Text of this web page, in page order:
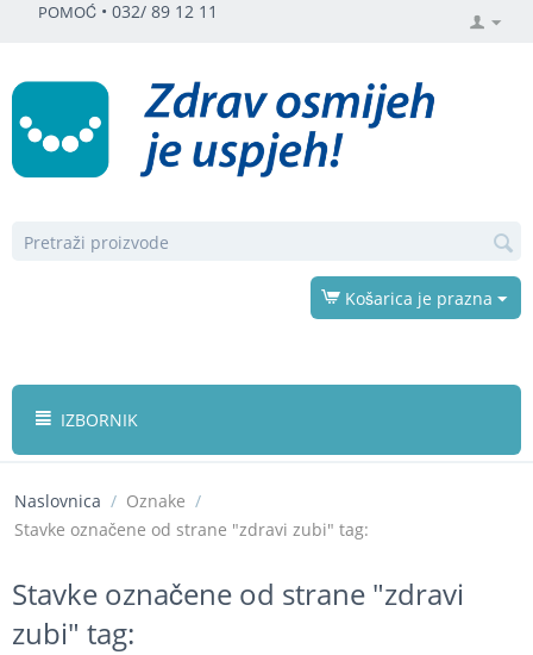
POMOĆ • 032/ 89 12 11
Košarica je prazna
IZBORNIK
Naslovnica / Oznake /
Stavke označene od strane "zdravi zubi" tag:
Stavke označene od strane "zdravi
zubi" tag: